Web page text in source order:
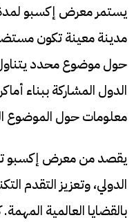
يستمر معرض إكسبو
مدينة معينة تكون
حول موضوع محدد
الدول المشاركة ببناء
معلومات حول الموضوع
يقصد من معرض إكسبو
الدولي، وتعزيز التقدم
بالقضايا العالمية